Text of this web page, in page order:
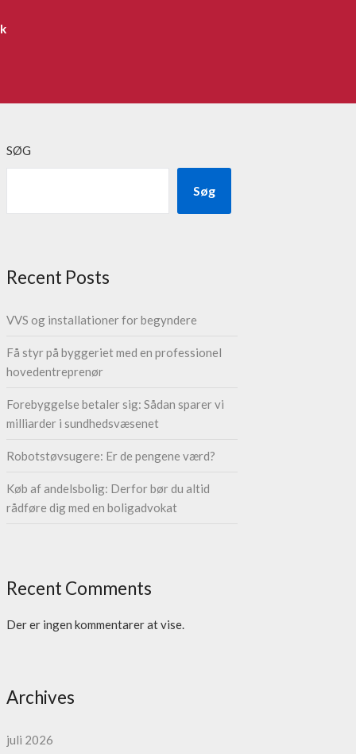
SØG
Søg
Recent Posts
VVS og installationer for begyndere
Få styr på byggeriet med en professionel
hovedentreprenør
Forebyggelse betaler sig: Sådan sparer vi
milliarder i sundhedsvæsenet
Robotstøvsugere: Er de pengene værd?
Køb af andelsbolig: Derfor bør du altid
rådføre dig med en boligadvokat
Recent Comments
Der er ingen kommentarer at vise.
Archives
juli 2026